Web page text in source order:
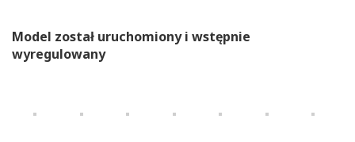
Model został uruchomiony i wstępnie
wyregulowany